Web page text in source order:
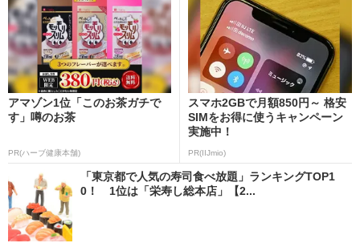
アマゾン1位「このお茶ガチで
す」噂のお茶
PR(ハーブ健康本舗)
スマホ2GBで月額850円～ 格安
SIMをお得に使うキャンペーン
実施中！
PR(IIJmio)
「東京都で人気の寿司食べ放題」ランキングTOP1
0！ 1位は「栄寿し総本店」【2...